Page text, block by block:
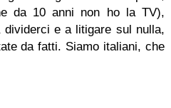
da 10 anni non ho la TV),
e a litigare sul nulla,
da fatti. Siamo italiani, che